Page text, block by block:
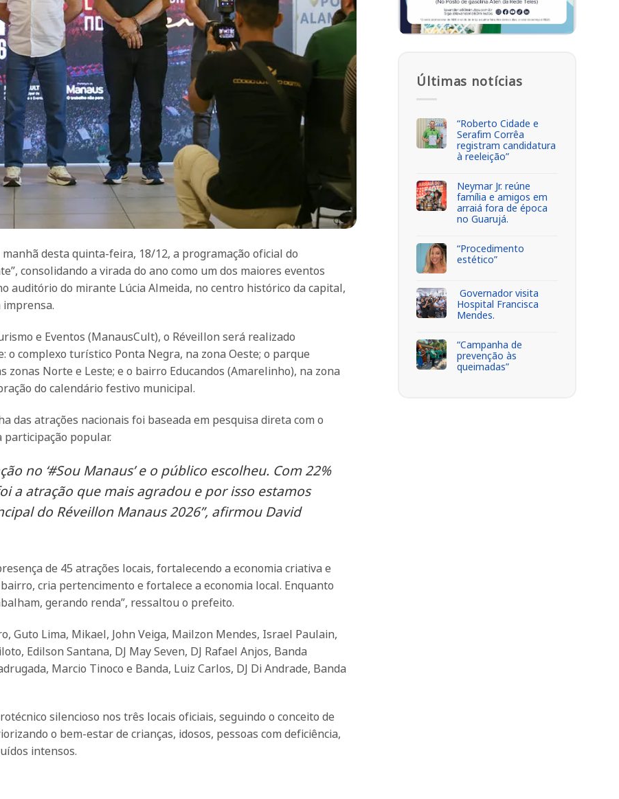
desta quinta-feira, 18/12, a programação oficial do
consolidando a virada do ano como um dos maiores eventos
auditório do mirante Lúcia Almeida, no centro histórico da capital,
e Eventos (ManausCult), o Réveillon será realizado
complexo turístico Ponta Negra, na zona Oeste; o parque
Norte e Leste; e o bairro Educandos (Amarelinho), na zona
do calendário festivo municipal.
das atrações nacionais foi baseada em pesquisa direta com o
participação popular.
no ‘#Sou Manaus’ e o público escolheu. Com 22%
a atração que mais agradou e por isso estamos
do Réveillon Manaus 2026”, afirmou David
de 45 atrações locais, fortalecendo a economia criativa e
cria pertencimento e fortalece a economia local. Enquanto
gerando renda”, ressaltou o prefeito.
Guto Lima, Mikael, John Veiga, Mailzon Mendes, Israel Paulain,
Edilson Santana, DJ May Seven, DJ Rafael Anjos, Banda
Marcio Tinoco e Banda, Luiz Carlos, DJ Di Andrade, Banda
silencioso nos três locais oficiais, seguindo o conceito de
o bem-estar de crianças, idosos, pessoas com deficiência,
intensos.
Últimas notícias
“Roberto Cidade e
Serafim Corrêa
registram candidatura
à reeleição”
Neymar Jr. reúne
família e amigos em
arraiá fora de época
no Guarujá.
“Procedimento
estético”
Governador visita
Hospital Francisca
Mendes.
“Campanha de
prevenção às
queimadas”